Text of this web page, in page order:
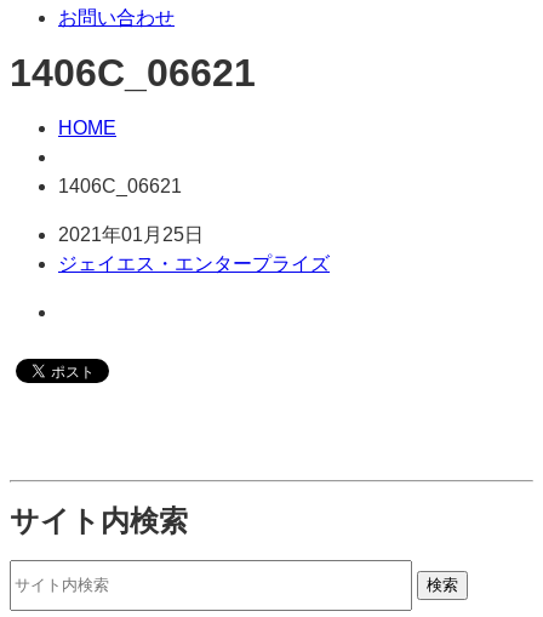
お問い合わせ
1406C_06621
HOME
1406C_06621
2021年01月25日
ジェイエス・エンタープライズ
サイト内検索